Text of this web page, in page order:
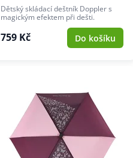
Dětský skládací deštník Doppler s
magickým efektem při dešti.
759 Kč Do košíku